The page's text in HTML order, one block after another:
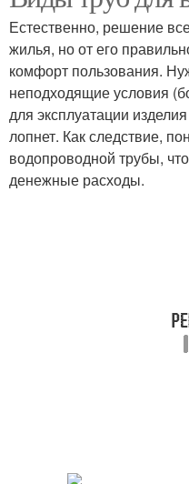
Естественно, решение
жилья, но от его
комфорт пользования.
неподходящие условия
для эксплуатации
лопнет. Как следствие,
водопроводной трубы,
денежные расходы.